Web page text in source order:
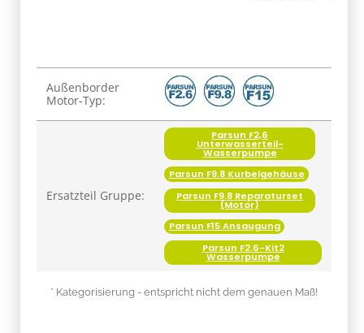
Produkteigenschaft
Wert
Außenborder
Motor-Typ:
Ersatzteil Gruppe:
Parsun F2,6
Unterwasserteil-
Wasserpumpe
Parsun F9.8 Kurbelgehäuse
Parsun F9.8 Reparaturset
(Motor)
Parsun F15 Ansaugung
Parsun F2.6-Kit2
Wasserpumpe
* Kategorisierung - entspricht nicht dem genauen Maß!